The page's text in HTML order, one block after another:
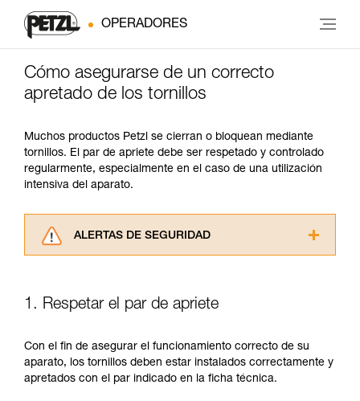
OPERADORES
Cómo asegurarse de un correcto
apretado de los tornillos
Muchos productos Petzl se cierran o bloquean mediante
tornillos. El par de apriete debe ser respetado y controlado
regularmente, especialmente en el caso de una utilización
intensiva del aparato.
ALERTAS DE SEGURIDAD
consultarlo. Usted debe comprender la
información de la ficha técnica para poder
Dominar estas técnicas requiere una formación
y un entrenamiento específico. Confirme a
través de un profesional su capacidad para
1. Respetar el par de apriete
Con el fin de asegurar el funcionamiento correcto de su
aparato, los tornillos deben estar instalados correctamente y
apretados con el par indicado en la ficha técnica.